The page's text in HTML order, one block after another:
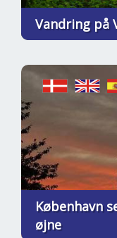
Vandring på
København
øjne